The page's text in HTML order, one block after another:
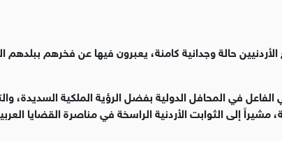
حالة وجدانية كامنة، يعبرون فيها عن فخرهم ببلدهم
في المحافل الدولية بفضل الرؤية الملكية السديدة،
مشيراً إلى الثوابت الأردنية الراسخة في مناصرة القضايا